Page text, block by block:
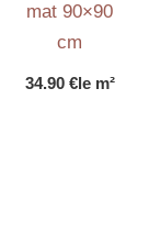
mat 90×90
cm
34.90 €le m²